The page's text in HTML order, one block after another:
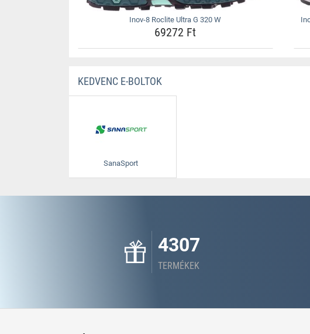
Inov-8 Roclite Ultra G 320 W
69272 Ft
KEDVENC E-BOLTOK
SanaSport
4307
TERMÉKEK